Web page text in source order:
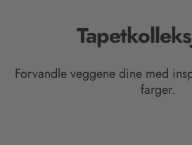
Forvandle veggene dine med
farger.